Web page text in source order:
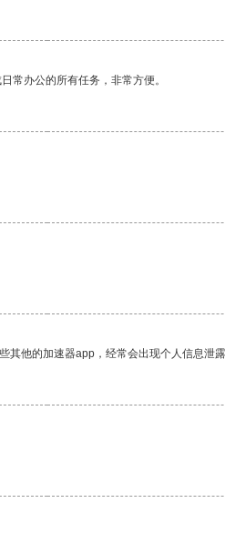
常办公的所有任务，非常方便。
他的加速器app，经常会出现个人信息泄